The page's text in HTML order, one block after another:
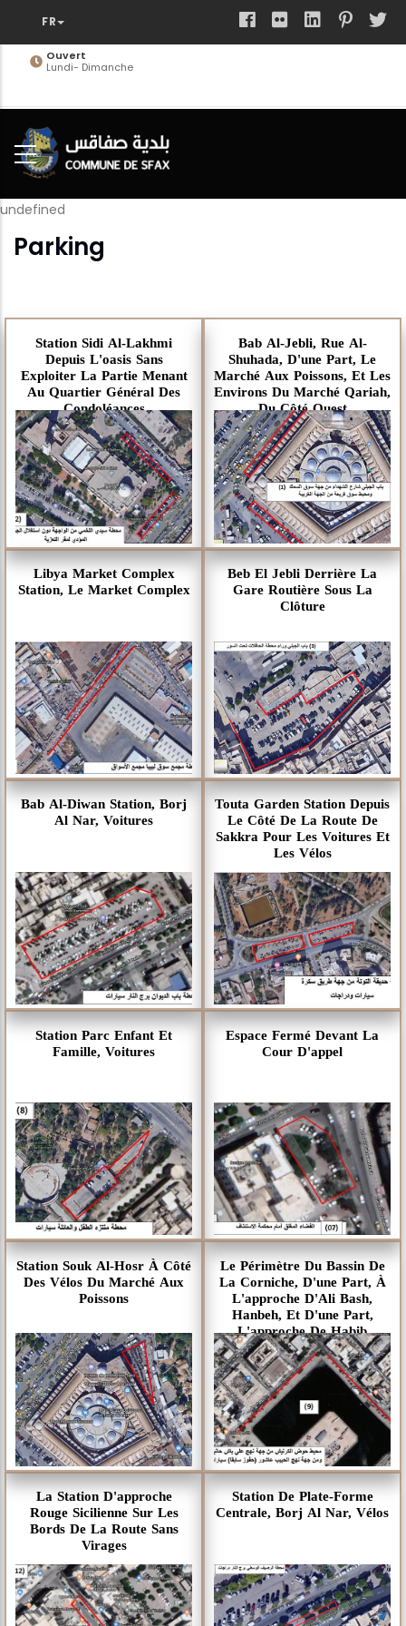
contenu
undefined
Parking
Bab Al-Jebli, Rue Al-
Shuhada, D'une Part, Le
Marché Aux Poissons, Et Les
Environs Du Marché Qariah,
Du Côté Ouest
Station Sidi Al-Lakhmi
Depuis L'oasis Sans
Exploiter La Partie Menant
Au Quartier Général Des
Condoléances
Beb El Jebli Derrière La
Gare Routière Sous La
Clôture
Libya Market Complex
Station, Le Market Complex
Touta Garden Station Depuis
Le Côté De La Route De
Sakkra Pour Les Voitures Et
Les Vélos
Bab Al-Diwan Station, Borj
Al Nar, Voitures
Espace Fermé Devant La
Cour D'appel
Station Parc Enfant Et
Famille, Voitures
Le Périmètre Du Bassin De
La Corniche, D'une Part, À
L'approche D'Ali Bash,
Hanbeh, Et D'une Part,
L'approche De Habib
Ashour (anciennement
Hafuz) Voiture
Station Souk Al-Hosr À Côté
Des Vélos Du Marché Aux
Poissons
Station De Plate-Forme
Centrale, Borj Al Nar, Vélos
La Station D'approche
Rouge Sicilienne Sur Les
Bords De La Route Sans
Virages